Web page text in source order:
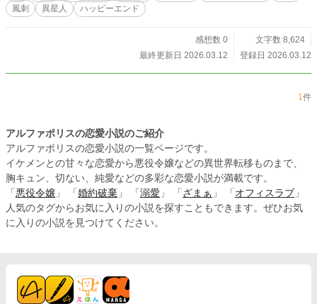
風刺
異星人 ハッピーエンド
感想数 0
文字数 8,624
最終更新日 2026.03.12
登録日 2026.03.12
1件
アルファポリスの恋愛小説のご紹介
アルファポリスの恋愛小説の一覧ページです。
イケメンとの甘々な恋愛から悪役令嬢などの異世界転移ものまで、
胸キュン、切ない、純愛などの多彩な恋愛小説が満載です。
「 悪役令嬢 」 「 婚約破棄 」 「 溺愛 」 「 ざまぁ 」 「 オフィスラブ 」
人気のタグからお気に入りの小説を探すこともできます。ぜひお気
に入りの小説を見つけてください。